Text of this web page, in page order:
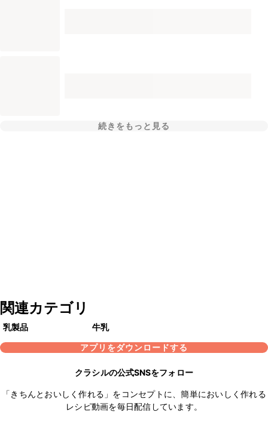
続きをもっと見る
関連カテゴリ
乳製品
牛乳
アプリをダウンロードする
クラシルの公式SNSをフォロー
「きちんとおいしく作れる」をコンセプトに、簡単においしく作れる
レシピ動画を毎日配信しています。